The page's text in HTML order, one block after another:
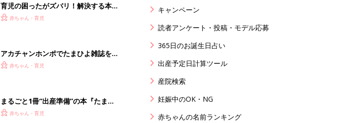
育児の困ったがズバリ！解決する本
『ひよこクラブ 夏号』 4カ月～2才
赤ちゃん・育児
アカチャンホンポでたまひよ雑誌を買
うとポイント10倍【期間限定】
赤ちゃん・育児
まるごと1冊“出産準備”の本『たまご
クラブ 夏号』〈スペシャル大特集〉
赤ちゃん・育児
キャンペーン
読者アンケート・投稿・モデル応募
365日のお誕生日占い
出産予定日計算ツール
産院検索
妊娠中のOK・NG
赤ちゃんの名前ランキング